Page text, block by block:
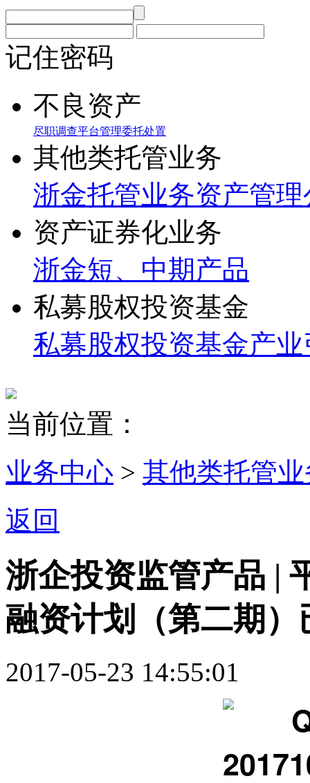
记住密码
不良资产
尽职调查平台管理委托处置
其他类托管业务
浙金托管业务资产管
资产证券化业务
浙金短、中期产品
私募股权投资基金
私募股权投资基金产
当前位置：
业务中心 > 其他类托管
返回
浙企投资监管产品 |
融资计划（第二期）
2017-05-23 14:55:01